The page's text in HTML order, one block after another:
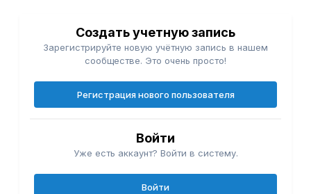
Создать учетную запись
Зарегистрируйте новую учётную запись в нашем
сообществе. Это очень просто!
Регистрация нового пользователя
Войти
Уже есть аккаунт? Войти в систему.
Войти